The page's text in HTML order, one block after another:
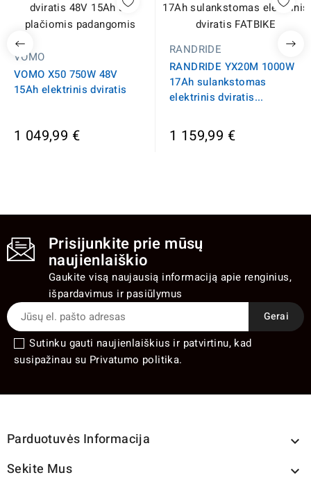
VOMO
VOMO X50 750W 48V
15Ah elektrinis dviratis
1 049,99 €
RANDRIDE
RANDRIDE YX20M 1000W
17Ah sulankstomas
elektrinis dviratis...
1 159,99 €
Prisijunkite prie mūsų
naujienlaiškio
Gaukite visą naujausią informaciją apie renginius,
išpardavimus ir pasiūlymus
Sutinku gauti naujienlaiškius ir patvirtinu, kad
susipažinau su Privatumo politika.
Parduotuvės Informacija 
Sekite Mus 